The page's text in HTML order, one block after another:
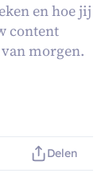
en hoe jij
content
morgen.
Delen